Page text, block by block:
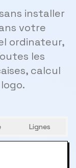
installer
votre
ordinateur,
les
calcul
Lignes